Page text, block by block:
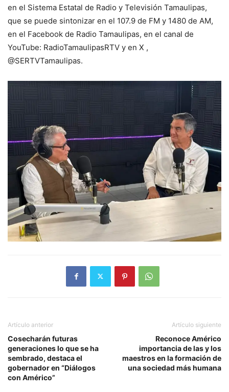
en el Sistema Estatal de Radio y Televisión Tamaulipas,
que se puede sintonizar en el 107.9 de FM y 1480 de AM,
en el Facebook de Radio Tamaulipas, en el canal de
YouTube: RadioTamaulipasRTV y en X ,
@SERTVTamaulipas.
Artículo anterior
Cosecharán futuras
generaciones lo que se ha
sembrado, destaca el
gobernador en “Diálogos
con Américo”
Artículo siguiente
Reconoce Américo
importancia de las y los
maestros en la formación de
una sociedad más humana